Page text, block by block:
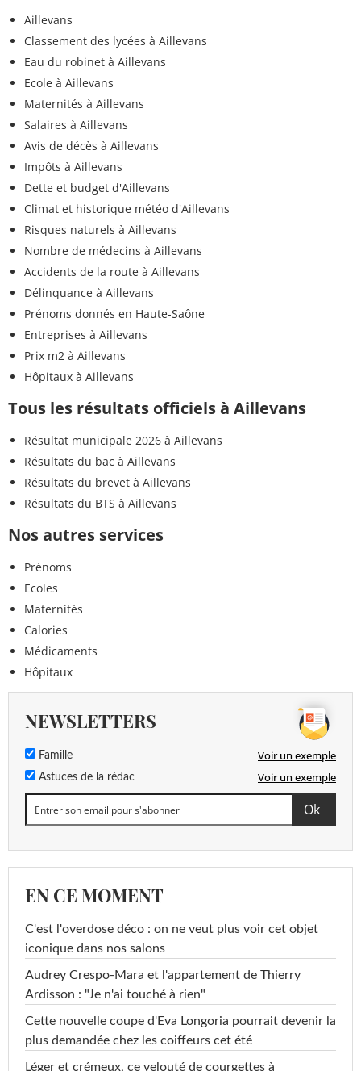
Aillevans
Classement des lycées à Aillevans
Eau du robinet à Aillevans
Ecole à Aillevans
Maternités à Aillevans
Salaires à Aillevans
Avis de décès à Aillevans
Impôts à Aillevans
Dette et budget d'Aillevans
Climat et historique météo d'Aillevans
Risques naturels à Aillevans
Nombre de médecins à Aillevans
Accidents de la route à Aillevans
Délinquance à Aillevans
Prénoms donnés en Haute-Saône
Entreprises à Aillevans
Prix m2 à Aillevans
Hôpitaux à Aillevans
Tous les résultats officiels à Aillevans
Résultat municipale 2026 à Aillevans
Résultats du bac à Aillevans
Résultats du brevet à Aillevans
Résultats du BTS à Aillevans
Nos autres services
Prénoms
Ecoles
Maternités
Calories
Médicaments
Hôpitaux
NEWSLETTERS
Famille Voir un exemple
Astuces de la rédac Voir un exemple
EN CE MOMENT
C'est l'overdose déco : on ne veut plus voir cet objet
iconique dans nos salons
Audrey Crespo-Mara et l'appartement de Thierry
Ardisson : "Je n'ai touché à rien"
Cette nouvelle coupe d'Eva Longoria pourrait devenir la
plus demandée chez les coiffeurs cet été
Léger et crémeux, ce velouté de courgettes à